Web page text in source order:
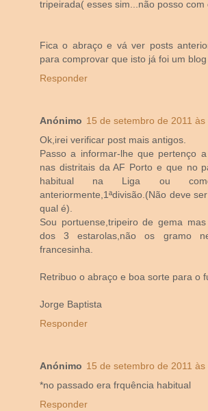
tripeirada( esses sim...não posso com
Fica o abraço e vá ver posts
para comprovar que isto já foi um
Responder
Anónimo 15 de setembro de 2011 às
Ok,irei verificar post mais antigos.
Passo a informar-lhe que pertenço
nas distritais da AF Porto e que no
habitual na Liga ou
anteriormente,1ªdivisão.(Não deve
qual é).
Sou portuense,tripeiro de gema
dos 3 estarolas,não os gramo
francesinha.
Retribuo o abraço e boa sorte para o
Jorge Baptista
Responder
Anónimo 15 de setembro de 2011 às
*no passado era frquência habitual
Responder